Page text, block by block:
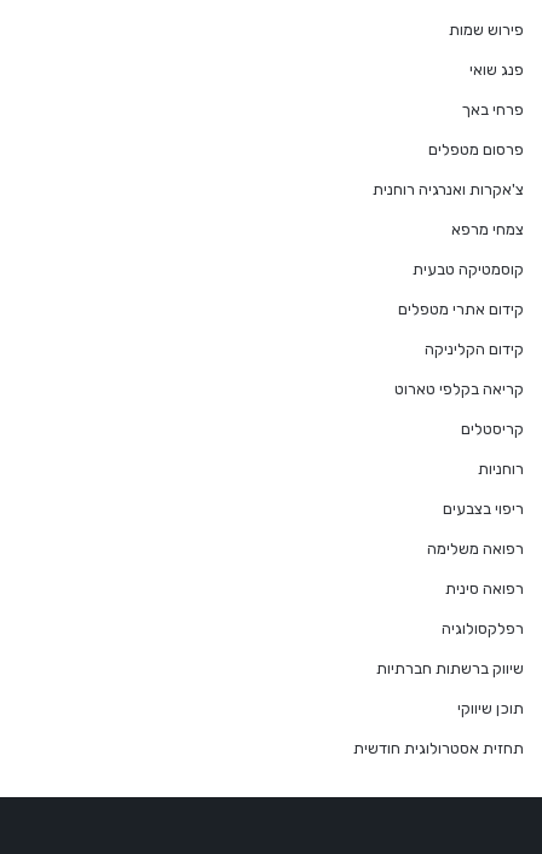
פירוש שמות
פנג שואי
פרחי באך
פרסום מטפלים
צ'אקרות ואנרגיה רוחנית
צמחי מרפא
קוסמטיקה טבעית
קידום אתרי מטפלים
קידום הקליניקה
קריאה בקלפי טארוט
קריסטלים
רוחניות
ריפוי בצבעים
רפואה משלימה
רפואה סינית
רפלקסולוגיה
שיווק ברשתות חברתיות
תוכן שיווקי
תחזית אסטרולוגית חודשית